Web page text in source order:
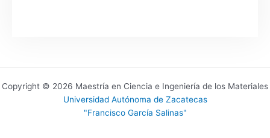
Copyright © 2026 Maestría en Ciencia e Ingeniería de los Materiales
Universidad Autónoma de Zacatecas
"Francisco García Salinas"